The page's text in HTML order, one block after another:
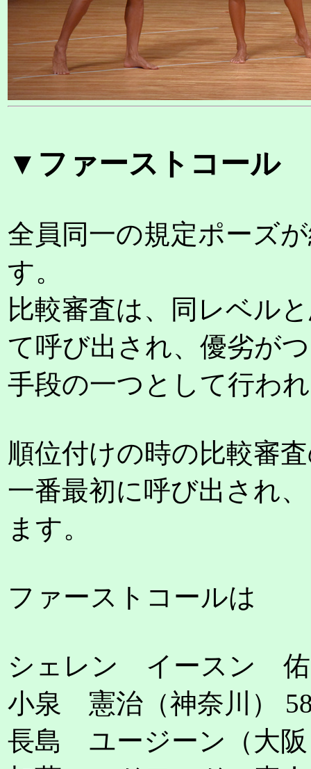
▼ファーストコール
全員同一の規定ポーズ
す。
比較審査は、同レベル
て呼び出され、優劣が
手段の一つとして行わ
順位付けの時の比較審
一番最初に呼び出され
ます。
ファーストコールは
シェレン イースン 佑
小泉 憲治（神奈川）
長島 ユージーン（大阪